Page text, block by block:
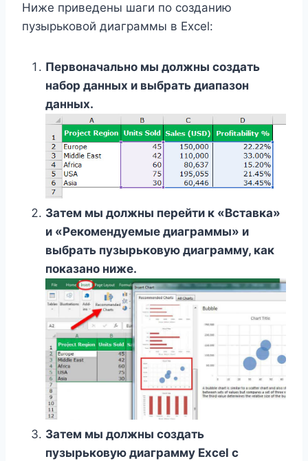
Ниже приведены шаги по созданию
пузырьковой диаграммы в Excel:
Первоначально мы должны создать
набор данных и выбрать диапазон
данных.
Затем мы должны перейти к «Вставка»
и «Рекомендуемые диаграммы» и
выбрать пузырьковую диаграмму, как
показано ниже.
Затем мы должны создать
пузырьковую диаграмму Excel с